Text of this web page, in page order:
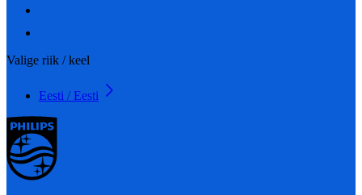
Valige riik / keel
Eesti / Eesti